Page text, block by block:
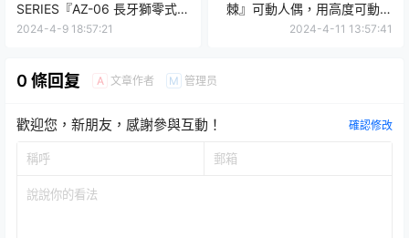
SERIES『AZ-06 長牙獅零式鳳
凰』再現動畫版造型、分離合
2024-4-9 18:57:21
棘』可動人偶，用高度可動還
原寡言前輩的戰鬥英姿！
2024-4-11 13:57:41
0 條回复 A 文章作者 M 管理员
歡迎您，新朋友，感謝參與互動！ 確認修改